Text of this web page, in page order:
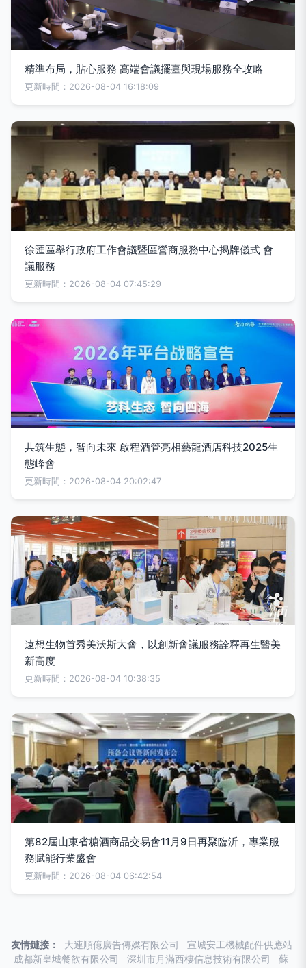
精準布局，貼心服務 高端會議擺臺與現場服務全攻略
更新時間：2026-08-04 16:18:09
徐匯區舉行政府工作會議暨區營商服務中心揭牌儀式 會
議服務
更新時間：2026-08-04 07:45:29
共筑生態，智向未來 啟程酒管亮相藝龍酒店科技2025生
態峰會
更新時間：2026-08-04 20:02:47
遠想生物首秀美沃斯大會，以創新會議服務詮釋再生醫美
新高度
更新時間：2026-08-04 10:38:35
第82屆山東省糖酒商品交易會11月9日再聚臨沂，專業服
務賦能行業盛會
更新時間：2026-08-04 06:42:54
友情鏈接： 大連順億廣告傳媒有限公司
宣城安工機械配件供應站
成都新皇城餐飲有限公司
深圳市月滿西樓信息技術有限公司 蘇